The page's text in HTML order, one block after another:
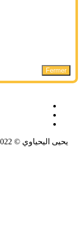
Fermer
يحيى اليحياوي © 2022